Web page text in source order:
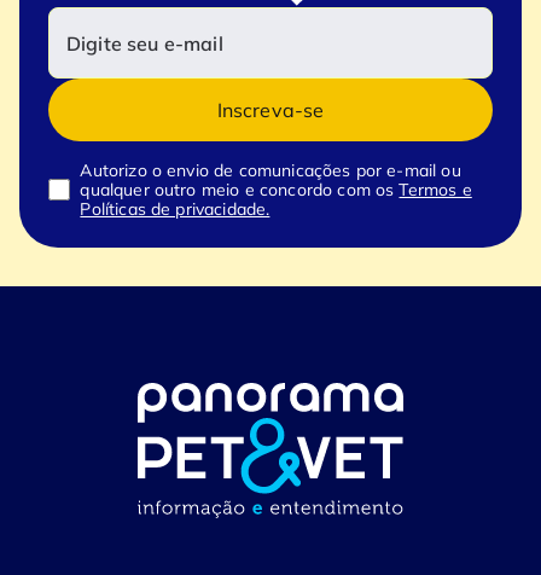
Inscreva-se
Autorizo o envio de comunicações por e-mail ou
qualquer outro meio e concordo com osTermos e
Políticas de privacidade.